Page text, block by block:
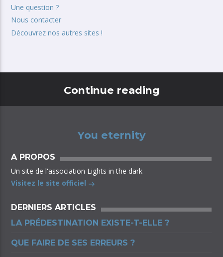
Une question ?
Nous contacter
Découvrez nos autres sites !
Continue reading
You eternity
A PROPOS
Un site de l'association Lights in the dark
Visitez le site officiel
DERNIERS ARTICLES
LA PRÉDESTINATION EXISTE-T-ELLE ?
QUE FAIRE DE SES ERREURS ?